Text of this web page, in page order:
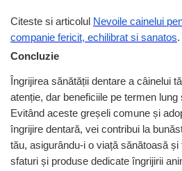
Citeste si articolul Nevoile cainelui
companie fericit, echilibrat si sanatos.
Concluzie
Îngrijirea sănătății dentare a câinelui
atenție, dar beneficiile pe termen lung
Evitând aceste greșeli comune și
îngrijire dentară, vei contribui la
tău, asigurându-i o viață sănătoasă
sfaturi și produse dedicate îngrijirii